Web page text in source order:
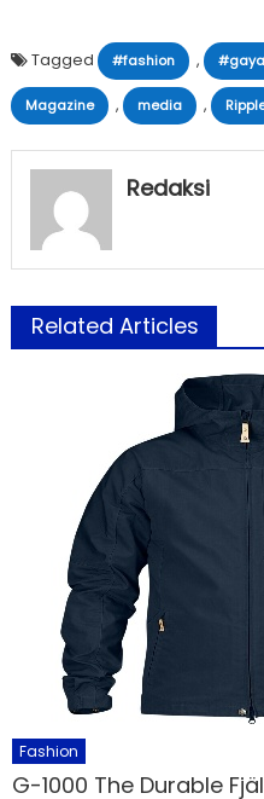
Tagged #fashion ,
Magazine , media ,
Redaksi
Related Articles
Fashion
G-1000 The Durable